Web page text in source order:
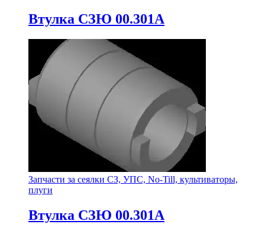
Втулка СЗЮ 00.301А
Запчасти за сеялки СЗ, УПС, No-Till, культиваторы,
плуги
Втулка СЗЮ 00.301А